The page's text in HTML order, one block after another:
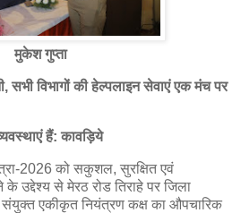
मुकेश गुप्ता
सभी विभागों की हेल्पलाइन सेवाएं एक मंच पर
हैं: कावड़िये
2026 को सकुशल, सुरक्षित एवं
उद्देश्य से मेरठ रोड तिराहे पर जिला
एकीकृत नियंत्रण कक्ष का औपचारिक